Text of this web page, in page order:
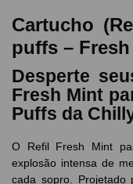
Cartucho
puffs –
Desperte
Fresh Mint
Puffs da
O Refil Fresh Mint
explosão intensa de
cada sopro. Projetado